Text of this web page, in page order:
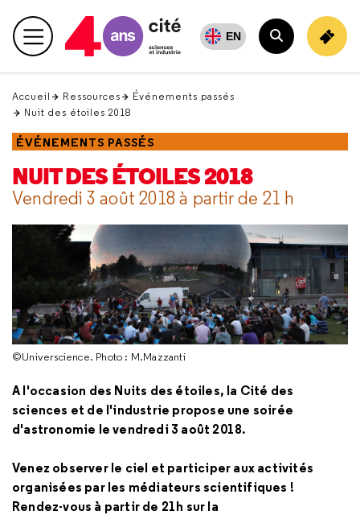
en
haut Menu principal EN
Rechercher
Accueil Ressources
Événements passés
Nuit des étoiles 2018
ÉVÉNEMENTS PASSÉS
NUIT DES ÉTOILES 2018
Vendredi 3 août 2018 à partir de 21 h
©Universcience. Photo : M.Mazzanti
A l'occasion des Nuits des étoiles, la Cité des
sciences et de l'industrie propose une soirée
d'astronomie le vendredi 3 août 2018.
Venez observer le ciel et participer aux activités
organisées par les médiateurs scientifiques !
Rendez-vous à partir de 21h sur la